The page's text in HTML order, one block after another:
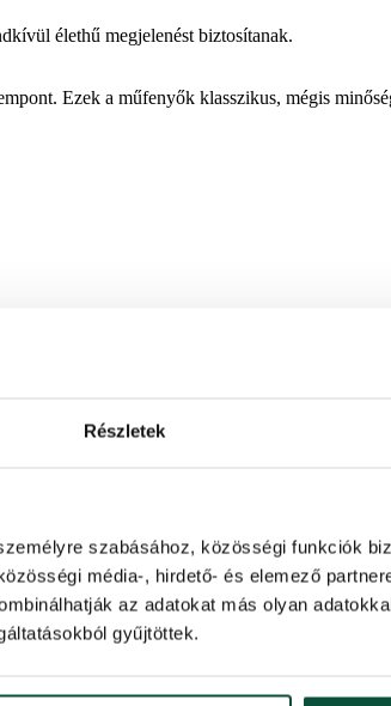
Részletek
szabásához, közösségi funkciók
média-, hirdető- és elemező
az adatokat más olyan
gyűjtöttek.
élethű megjelenést biztosítanak.
Ezek a műfenyők klasszikus, mégis